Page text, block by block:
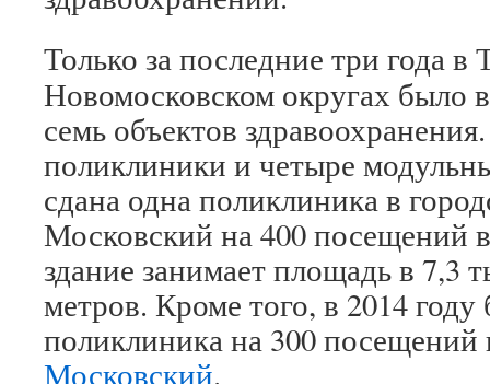
Только за последние три года в
Новомосковском округах было
семь объектов
поликлиники и четыре
сдана одна поликлиника в
Московский на 400 посещений
здание занимает площадь в 7,3
метров. Кроме того, в 2014
поликлиника на 300 посещений
Московский.